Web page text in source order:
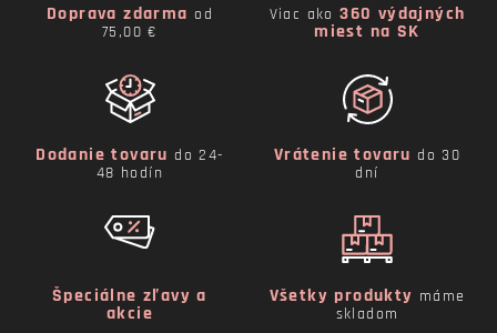
Doprava zdarma od
75,00 €
Viac ako360 výdajných
miest na SK
Dodanie tovaru do 24-
48 hodín
Vrátenie tovaru do 30
dní
Špeciálne zľavy a
akcie
Všetky produkty máme
skladom